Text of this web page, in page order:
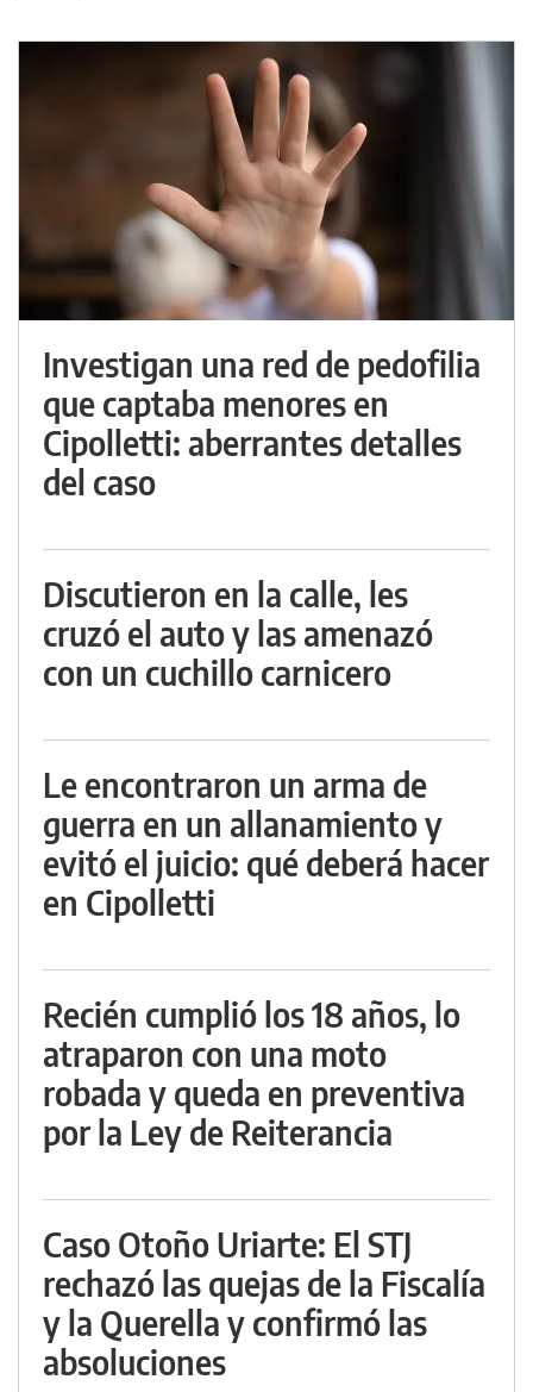
Investigan una red de pedofilia
que captaba menores en
Cipolletti: aberrantes detalles
del caso
Discutieron en la calle, les
cruzó el auto y las amenazó
con un cuchillo carnicero
Le encontraron un arma de
guerra en un allanamiento y
evitó el juicio: qué deberá hacer
en Cipolletti
Recién cumplió los 18 años, lo
atraparon con una moto
robada y queda en preventiva
por la Ley de Reiterancia
Caso Otoño Uriarte: El STJ
rechazó las quejas de la Fiscalía
y la Querella y confirmó las
absoluciones